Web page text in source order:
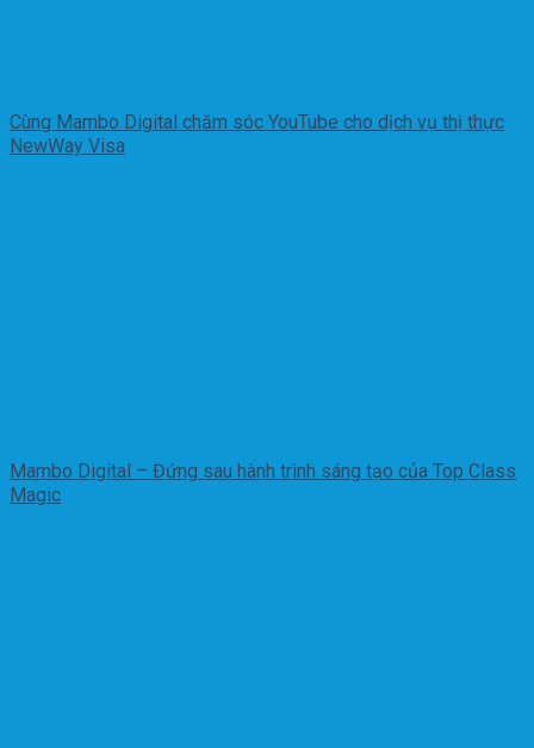
Cùng Mambo Digital chăm sóc YouTube cho dịch vụ thị thực
NewWay Visa
Mambo Digital – Đứng sau hành trình sáng tạo của Top Class
Magic